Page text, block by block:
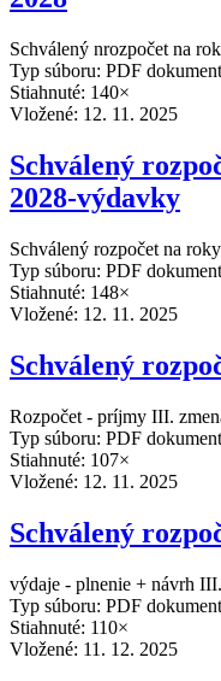
Schválený nrozpočet na
Typ súboru: PDF
Stiahnuté: 140×
Vložené: 12. 11. 2025
Schválený
2028-výdavky
Schválený rozpočet na
Typ súboru: PDF
Stiahnuté: 148×
Vložené: 12. 11. 2025
Schválený
Rozpočet - príjmy III.
Typ súboru: PDF
Stiahnuté: 107×
Vložené: 12. 11. 2025
Schválený
výdaje - plnenie + návrh
Typ súboru: PDF
Stiahnuté: 110×
Vložené: 11. 12. 2025